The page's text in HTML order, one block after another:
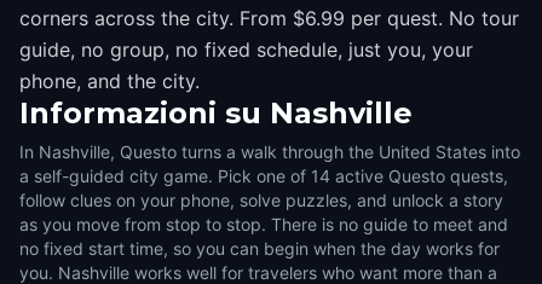
corners across the city. From $6.99 per quest. No tour
guide, no group, no fixed schedule, just you, your
phone, and the city.
Informazioni su Nashville
In Nashville, Questo turns a walk through the United States into
a self-guided city game. Pick one of 14 active Questo quests,
follow clues on your phone, solve puzzles, and unlock a story
as you move from stop to stop. There is no guide to meet and
no fixed start time, so you can begin when the day works for
you. Nashville works well for travelers who want more than a